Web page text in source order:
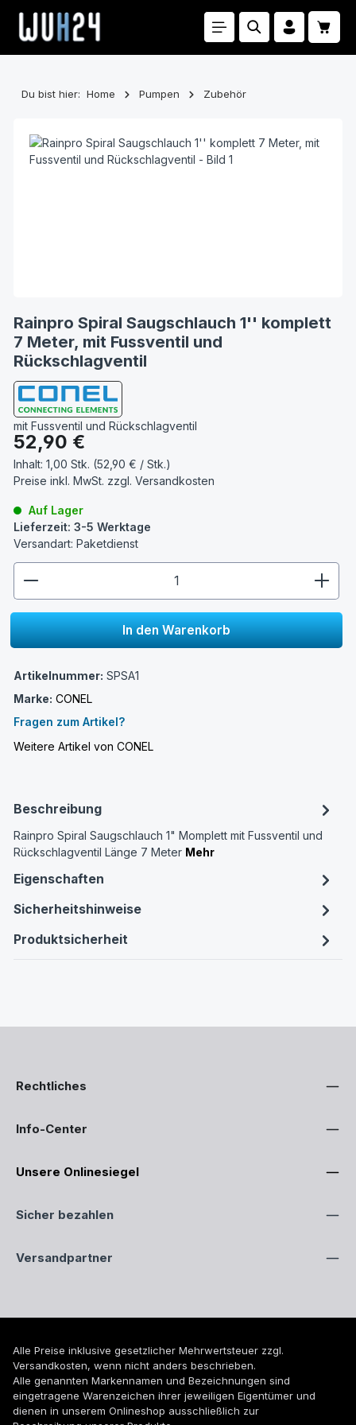
Zum Hauptinhalt springen
Du bist hier: Home Pumpen Zubehör
Rainpro Spiral Saugschlauch 1'' komplett
7 Meter, mit Fussventil und
Rückschlagventil
mit Fussventil und Rückschlagventil
Regulärer Preis:
52,90 €
Inhalt: 1,00 Stk. (52,90 € / Stk.)
Preise inkl. MwSt. zzgl. Versandkosten
Auf Lager
Lieferzeit: 3-5 Werktage
Versandart: Paketdienst
In den Warenkorb
Artikelnummer: SPSA1
Marke: CONEL
Fragen zum Artikel?
Weitere Artikel von CONEL
Beschreibung
Rainpro Spiral Saugschlauch 1" Momplett mit Fussventil und
Rückschlagventil Länge 7 Meter Mehr
Eigenschaften
Sicherheitshinweise
Produktsicherheit
Rechtliches
Info-Center
Unsere Onlinesiegel
Sicher bezahlen
Versandpartner
Alle Preise inklusive gesetzlicher Mehrwertsteuer zzgl.
Versandkosten, wenn nicht anders beschrieben.
Alle genannten Markennamen und Bezeichnungen sind
eingetragene Warenzeichen ihrer jeweiligen Eigentümer und
dienen in unserem Onlineshop ausschließlich zur